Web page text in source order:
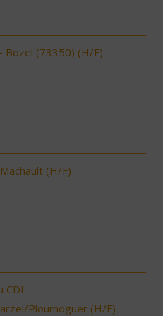
Bozel (73350) (H/F)
(H/F)
CDI -
Ploumoguer (H/F)